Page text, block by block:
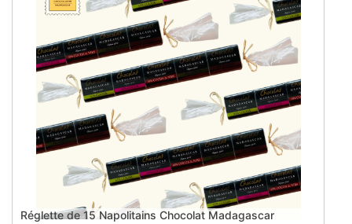
Réglette de 15 Napolitains Chocolat Madagascar